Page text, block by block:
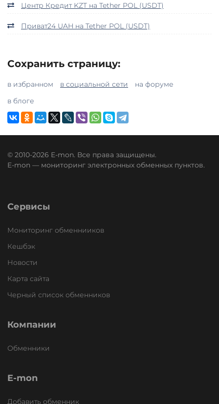
Центр Кредит KZT на Tether POL (USDT)
Приват24 UAH на Tether POL (USDT)
Сохранить страницу:
в избранном в социальной сети
на форуме
в блоге
© 2010-2026 E-mon. Все права защищены.
E-mon — мониторинг электронных обменных пунктов.
Сервисы
Мониторинг обменнииков
Кешбэк
Новости
Карта сайта
Черный список обменников
Компании
Обменники
E-mon
Добавить обменник